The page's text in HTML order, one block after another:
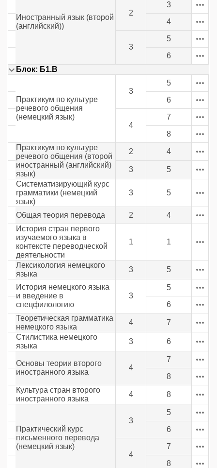
Иностранный язык (второй
(английский))
2
3
4
3
5
6
Блок: Б1.В
Практикум по культуре
речевого общения
(немецкий язык)
3
5
6
4
7
8
Практикум по культуре
речевого общения (второй
иностранный (английский)
язык)
2 4
3
5
Систематизирующий курс
грамматики (немецкий
язык)
3 5
Общая теория перевода 2
4
История стран первого
изучаемого языка в
контексте переводческой
деятельности
1 1
Лексикология немецкого
языка
3 5
История немецкого языка
и введение в
спецфилологию
3
5
6
Теоретическая грамматика
немецкого языка
4
7
Стилистика немецкого
языка
3 6
Основы теории второго
иностранного языка
4
7
8
Культура стран второго
иностранного языка
4 8
Практический курс
письменного перевода
(немецкий язык)
3
5
6
4
7
8